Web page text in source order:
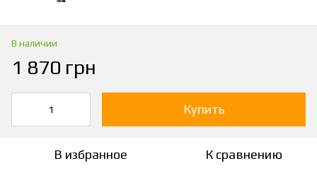
В наличии
1 870 грн
Купить
В избранное К сравнению